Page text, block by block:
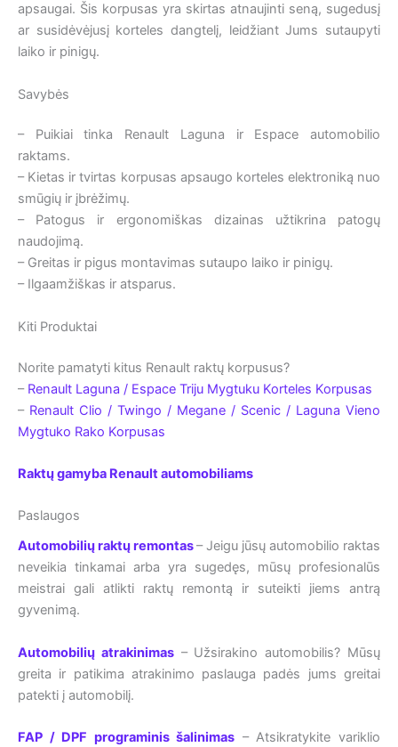
apsaugai. Šis korpusas yra skirtas atnaujinti seną, sugedusį
ar susidėvėjusį korteles dangtelį, leidžiant Jums sutaupyti
laiko ir pinigų.
Savybės
– Puikiai tinka Renault Laguna ir Espace automobilio
raktams.
– Kietas ir tvirtas korpusas apsaugo korteles elektroniką nuo
smūgių ir įbrėžimų.
– Patogus ir ergonomiškas dizainas užtikrina patogų
naudojimą.
– Greitas ir pigus montavimas sutaupo laiko ir pinigų.
– Ilgaamžiškas ir atsparus.
Kiti Produktai
Norite pamatyti kitus Renault raktų korpusus?
– Renault Laguna / Espace Triju Mygtuku Korteles Korpusas
– Renault Clio / Twingo / Megane / Scenic / Laguna Vieno
Mygtuko Rako Korpusas
Raktų gamyba Renault automobiliams
Paslaugos
Automobilių raktų remontas– Jeigu jūsų automobilio raktas
neveikia tinkamai arba yra sugedęs, mūsų profesionalūs
meistrai gali atlikti raktų remontą ir suteikti jiems antrą
gyvenimą.
Automobilių atrakinimas– Užsirakino automobilis? Mūsų
greita ir patikima atrakinimo paslauga padės jums greitai
patekti į automobilį.
FAP / DPF programinis šalinimas – Atsikratykite variklio